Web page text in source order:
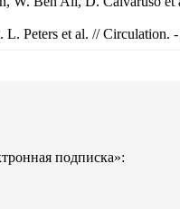
Peters et al. // Circulation.
подписка»: